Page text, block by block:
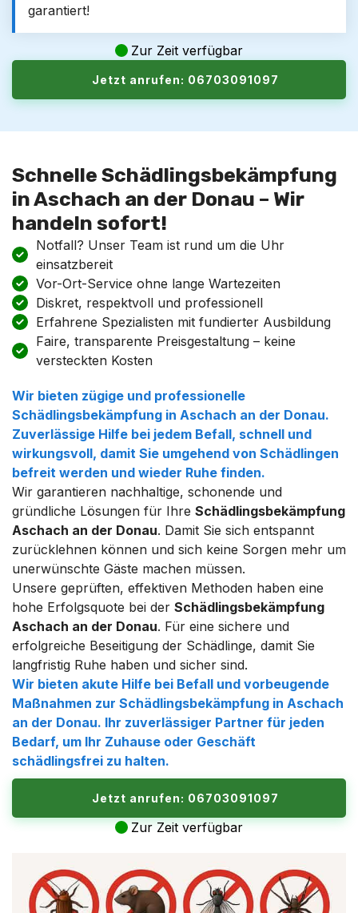
garantiert!
Zur Zeit verfügbar
Jetzt anrufen: 06703091097
Schnelle Schädlingsbekämpfung
in Aschach an der Donau – Wir
handeln sofort!
Notfall? Unser Team ist rund um die Uhr
einsatzbereit
Vor-Ort-Service ohne lange Wartezeiten
Diskret, respektvoll und professionell
Erfahrene Spezialisten mit fundierter Ausbildung
Faire, transparente Preisgestaltung – keine
versteckten Kosten
Wir bieten zügige und professionelle
Schädlingsbekämpfung in Aschach an der Donau.
Zuverlässige Hilfe bei jedem Befall, schnell und
wirkungsvoll, damit Sie umgehend von Schädlingen
befreit werden und wieder Ruhe finden.
Wir garantieren nachhaltige, schonende und
gründliche Lösungen für Ihre Schädlingsbekämpfung
Aschach an der Donau. Damit Sie sich entspannt
zurücklehnen können und sich keine Sorgen mehr um
unerwünschte Gäste machen müssen.
Unsere geprüften, effektiven Methoden haben eine
hohe Erfolgsquote bei der Schädlingsbekämpfung
Aschach an der Donau. Für eine sichere und
erfolgreiche Beseitigung der Schädlinge, damit Sie
langfristig Ruhe haben und sicher sind.
Wir bieten akute Hilfe bei Befall und vorbeugende
Maßnahmen zur Schädlingsbekämpfung in Aschach
an der Donau. Ihr zuverlässiger Partner für jeden
Bedarf, um Ihr Zuhause oder Geschäft
schädlingsfrei zu halten.
Jetzt anrufen: 06703091097
Zur Zeit verfügbar